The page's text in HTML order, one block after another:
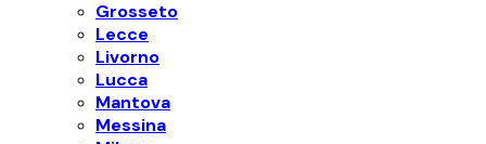
Grosseto
Lecce
Livorno
Lucca
Mantova
Messina